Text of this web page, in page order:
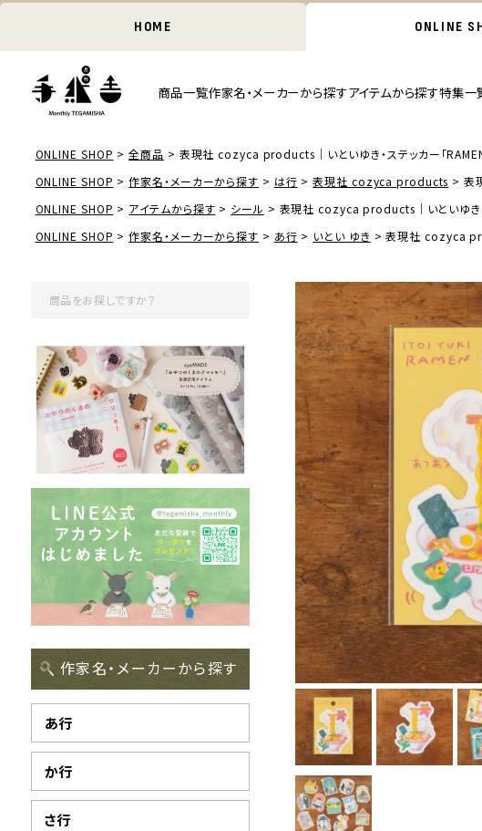
HOME ONLINE
商品一覧作家名・メーカーから探すアイテムから探す特集一
ONLINE SHOP 全商品
表現社 cozyca products｜いといゆき・ステッカー「RAMEN
ONLINE SHOP
作家名・メーカーから探す は行 表現社 cozyca products
表
ONLINE SHOP
アイテムから探す シール
表現社 cozyca products｜いといゆき・
ONLINE SHOP
作家名・メーカーから探す あ行 いとい ゆき 表現社 cozyca
作家名・メーカーから探す
あ行
か行
さ行